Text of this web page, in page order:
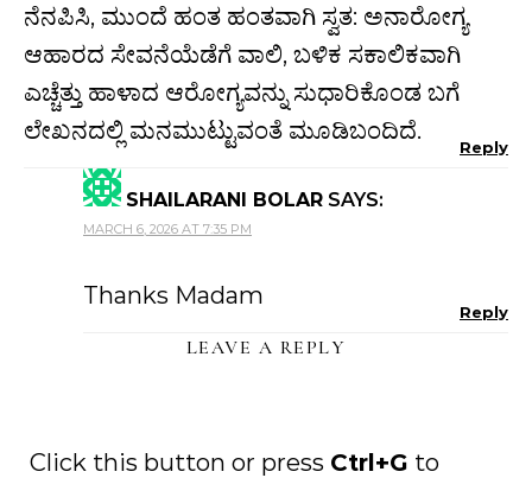
ನೆನಪಿಸಿ, ಮುಂದೆ ಹಂತ ಹಂತವಾಗಿ ಸ್ವತ: ಅನಾರೋಗ್ಯ
ಆಹಾರದ ಸೇವನೆಯೆಡೆಗೆ ವಾಲಿ, ಬಳಿಕ ಸಕಾಲಿಕವಾಗಿ
ಎಚ್ಚೆತ್ತು ಹಾಳಾದ ಆರೋಗ್ಯವನ್ನು ಸುಧಾರಿಕೊಂಡ ಬಗೆ
ಲೇಖನದಲ್ಲಿ ಮನಮುಟ್ಟುವಂತೆ ಮೂಡಿಬಂದಿದೆ.
Reply
SHAILARANI BOLAR SAYS:
MARCH 6, 2026 AT 7:35 PM
Thanks Madam
Reply
LEAVE A REPLY
Click this button or press Ctrl+G to